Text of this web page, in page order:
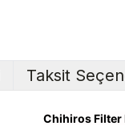
Taksit
Chihiros Filter